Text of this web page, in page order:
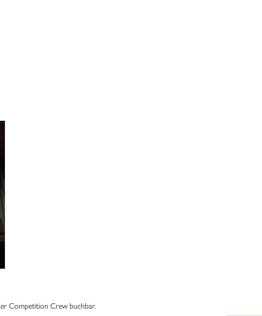
Competition Crew buchbar.